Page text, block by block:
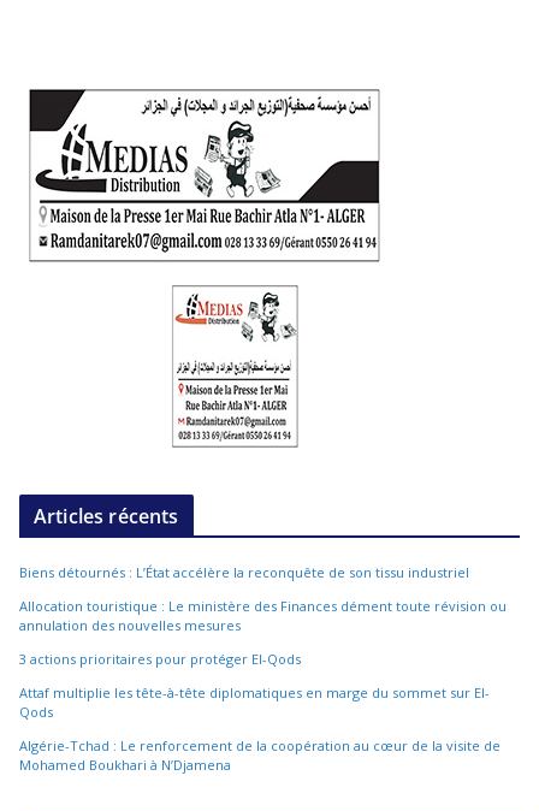
Articles récents
Biens détournés : L’État accélère la reconquête de son tissu industriel
Allocation touristique : Le ministère des Finances dément toute révision ou
annulation des nouvelles mesures
3 actions prioritaires pour protéger El-Qods
Attaf multiplie les tête-à-tête diplomatiques en marge du sommet sur El-
Qods
Algérie-Tchad : Le renforcement de la coopération au cœur de la visite de
Mohamed Boukhari à N’Djamena